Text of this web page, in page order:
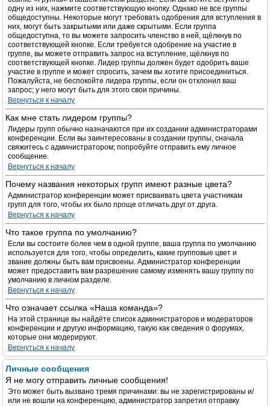
одну из них, нажмите соответствующую кнопку. Однако не все группы
общедоступны. Некоторые могут требовать одобрения для вступления в
них, могут быть закрытыми или даже скрытыми. Если группа
общедоступна, то вы можете запросить членство в ней, щёлкнув по
соответствующей кнопке. Если требуется одобрение на участие в
группе, вы можете отправить запрос на вступление, щёлкнув по
соответствующей кнопке. Лидер группы должен будет одобрить ваше
участие в группе и может спросить, зачем вы хотите присоединиться.
Пожалуйста, не беспокойте лидера группы, если он отклонил ваш
запрос; у него могут быть для этого свои причины.
Вернуться к началу
Как мне стать лидером группы?
Лидеры групп обычно назначаются при их создании администраторами
конференции. Если вы заинтересованы в создании группы, сначала
свяжитесь с администратором; попробуйте отправить ему личное
сообщение.
Вернуться к началу
Почему названия некоторых групп имеют разные цвета?
Администратор конференции может присваивать цвета участникам
групп для того, чтобы их было проще отличать друг от друга.
Вернуться к началу
Что такое группа по умолчанию?
Если вы состоите более чем в одной группе, ваша группа по умолчанию
используется для того, чтобы определить, какие групповые цвет и
звание должны быть вам присвоены. Администратор конференции
может предоставить вам разрешение самому изменять вашу группу по
умолчанию в личном разделе.
Вернуться к началу
Что означает ссылка «Наша команда»?
На этой странице вы найдёте список администраторов и модераторов
конференции и другую информацию, такую как сведения о форумах,
которые они модерируют.
Вернуться к началу
Личные сообщения
Я не могу отправить личные сообщения!
Это может быть вызвано тремя причинами: вы не зарегистрированы и/
или не вошли на конференцию, администратор запретил отправку